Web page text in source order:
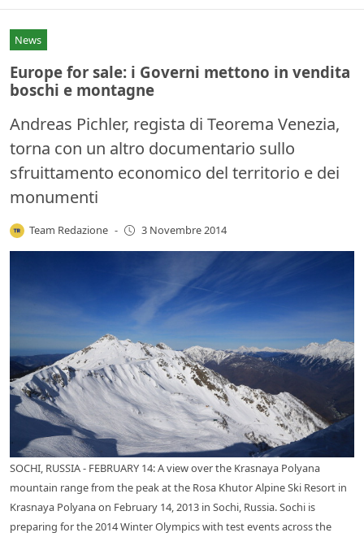
News
Europe for sale: i Governi mettono in vendita
boschi e montagne
Andreas Pichler, regista di Teorema Venezia,
torna con un altro documentario sullo
sfruittamento economico del territorio e dei
monumenti
Team Redazione - 3 Novembre 2014
SOCHI, RUSSIA - FEBRUARY 14: A view over the Krasnaya Polyana
mountain range from the peak at the Rosa Khutor Alpine Ski Resort in
Krasnaya Polyana on February 14, 2013 in Sochi, Russia. Sochi is
preparing for the 2014 Winter Olympics with test events across the